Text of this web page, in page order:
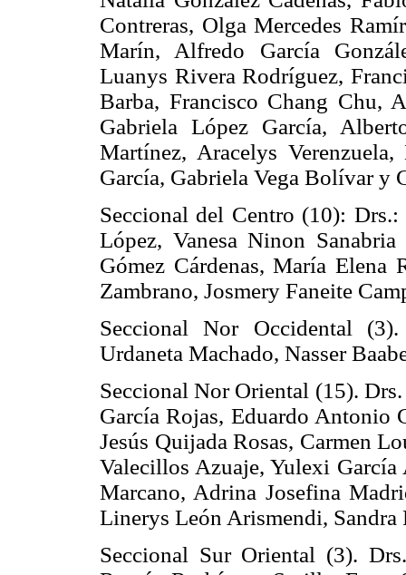
Contreras, Olga Mercedes
Marín, Alfredo García
Luanys Rivera Rodríguez,
Barba, Francisco Chang Chu,
Gabriela López García,
Martínez, Aracelys
García, Gabriela Vega Bolívar y
Seccional del Centro (10):
López, Vanesa Ninon
Gómez Cárdenas, María Elena
Zambrano, Josmery Faneite
Seccional Nor Occidental
Urdaneta Machado, Nasser
Seccional Nor Oriental (15).
García Rojas, Eduardo Antonio
Jesús Quijada Rosas, Carmen
Valecillos Azuaje, Yulexi
Marcano, Adrina Josefina
Linerys León Arismendi, Sandra
Seccional Sur Oriental (3).